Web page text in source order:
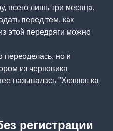
всего лишь три месяца.
перед тем, как
этой передряги можно
переоделась, но и
из черновика
называлась "Хозяюшка
регистрации